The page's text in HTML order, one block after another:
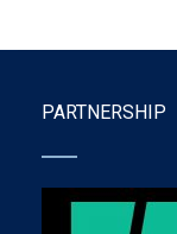
PARTNERSHIP